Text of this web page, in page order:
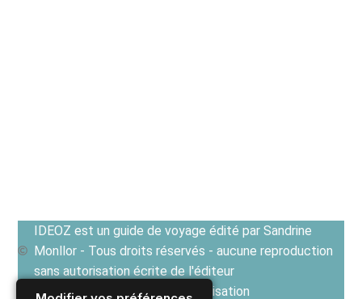
IDEOZ est un guide de voyage édité par Sandrine
Monllor - Tous droits réservés - aucune reproduction
sans autorisation écrite de l'éditeur
Voir les Conditions générales d'utilisation